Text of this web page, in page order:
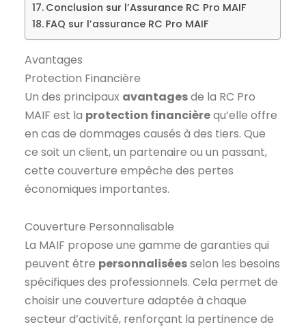
Conclusion sur l’Assurance RC Pro MAIF
FAQ sur l’assurance RC Pro MAIF
Avantages
Protection Financière
Un des principaux avantagesde la RC Pro
MAIF est la protection financièrequ’elle offre
en cas de dommages causés à des tiers. Que
ce soit un client, un partenaire ou un passant,
cette couverture empêche des pertes
économiques importantes.
Couverture Personnalisable
La MAIF propose une gamme de garanties qui
peuvent être personnaliséesselon les besoins
spécifiques des professionnels. Cela permet de
choisir une couverture adaptée à chaque
secteur d’activité, renforçant la pertinence de